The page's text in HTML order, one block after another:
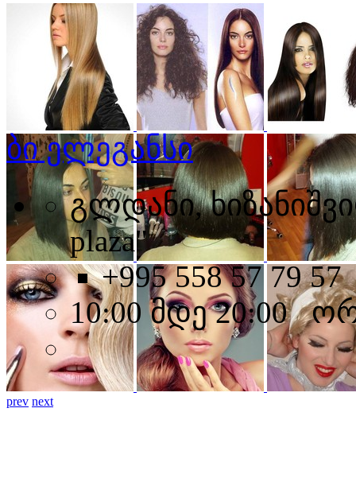
prev next
ბი ელეგანსი
გლდანი,
plaza"
+995 558 57 79 57
10:00 მდე 20:00